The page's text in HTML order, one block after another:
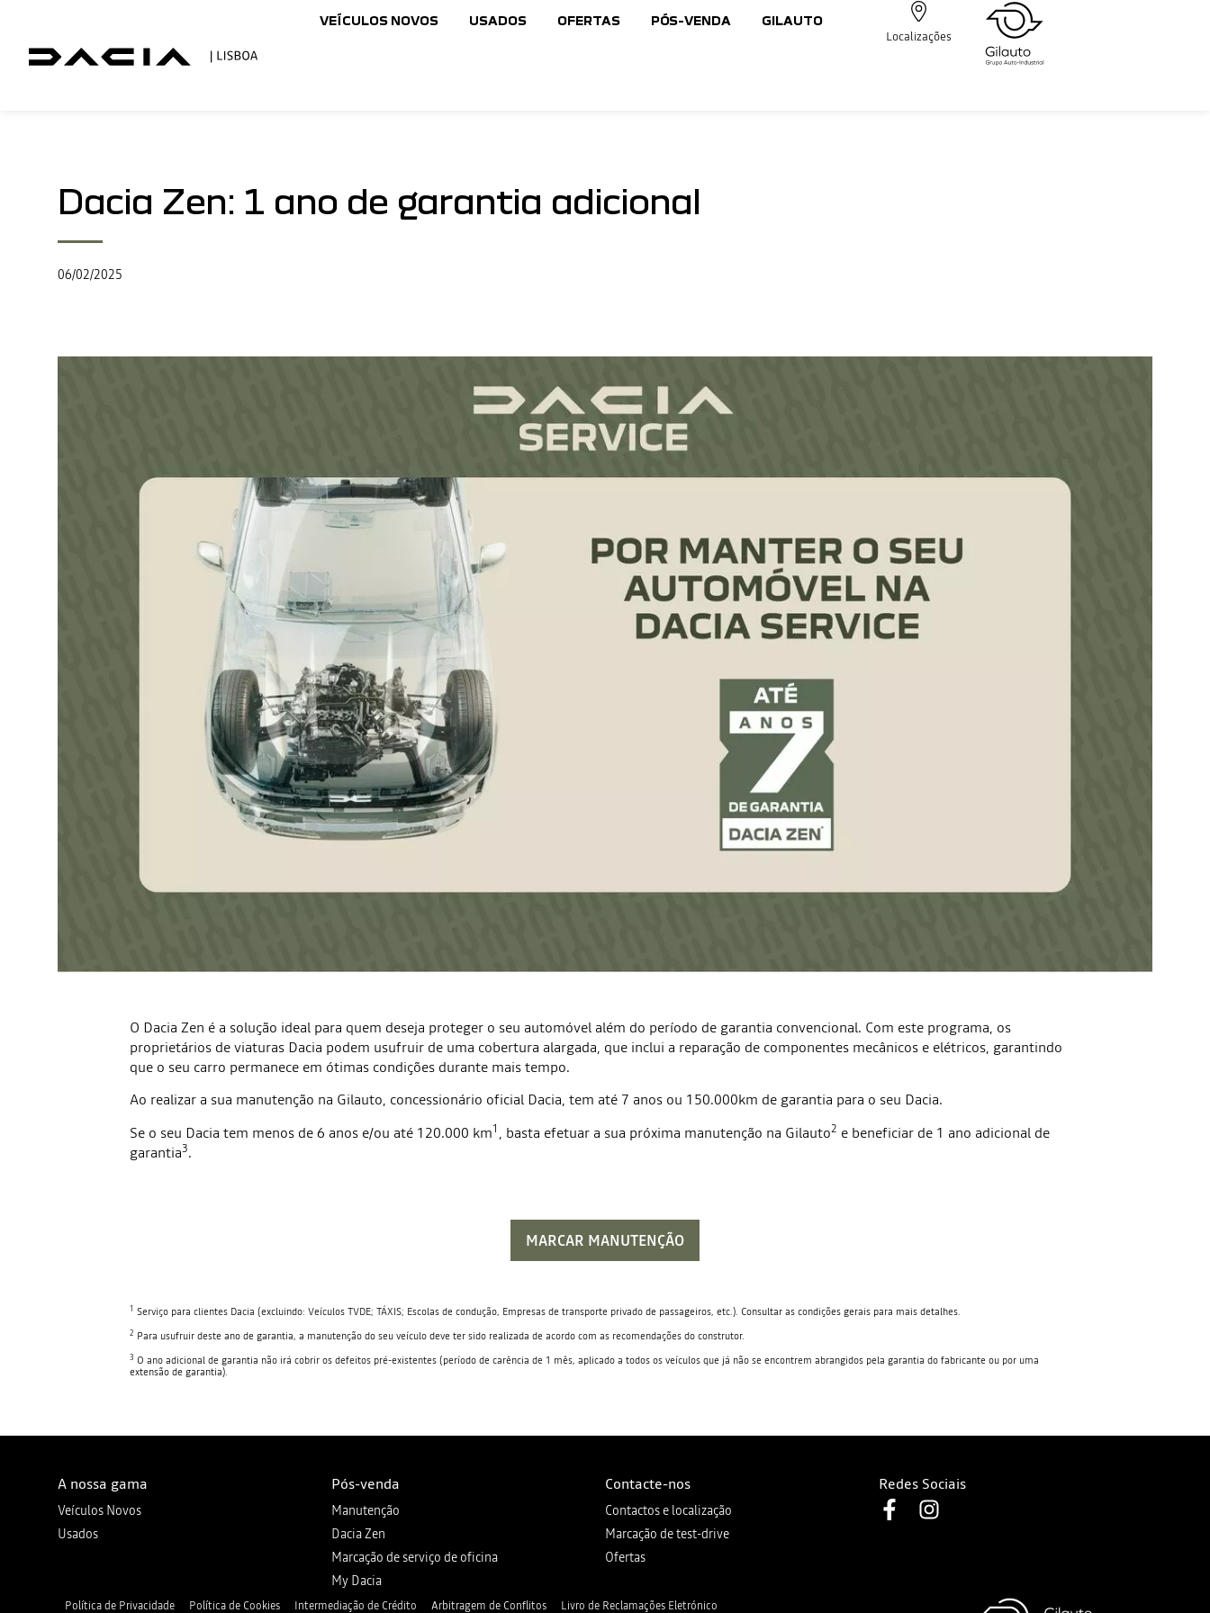
VEÍCULOS NOVOS USADOS OFERTAS PÓS-VENDA GILAUTO
Localizações
Dacia Zen: 1 ano de garantia adicional
06/02/2025
O Dacia Zen é a solução ideal para quem deseja proteger o seu automóvel além do período de garantia convencional. Com este programa, os
proprietários de viaturas Dacia podem usufruir de uma cobertura alargada, que inclui a reparação de componentes mecânicos e elétricos, garantindo
que o seu carro permanece em ótimas condições durante mais tempo.
Ao realizar a sua manutenção na Gilauto, concessionário oficial Dacia, tem até 7 anos ou 150.000km de garantia para o seu Dacia.
Se o seu Dacia tem menos de 6 anos e/ou até 120.000 km1 , basta efetuar a sua próxima manutenção na Gilauto2 e beneficiar de 1 ano adicional de
garantia3.
MARCAR MANUTENÇÃO
1 Serviço para clientes Dacia (excluindo: Veículos TVDE; TÁXIS; Escolas de condução, Empresas de transporte privado de passageiros, etc.). Consultar as condições gerais para mais detalhes.
2 Para usufruir deste ano de garantia, a manutenção do seu veículo deve ter sido realizada de acordo com as recomendações do construtor.
3 O ano adicional de garantia não irá cobrir os defeitos pré-existentes (período de carência de 1 mês, aplicado a todos os veículos que já não se encontrem abrangidos pela garantia do fabricante ou por uma
extensão de garantia).
A nossa gama
Veículos Novos
Usados
Pós-venda
Manutenção
Dacia Zen
Marcação de serviço de oficina
My Dacia
Contacte-nos
Contactos e localização
Marcação de test-drive
Ofertas
Redes Sociais
Política de Privacidade Política de Cookies Intermediação de Crédito Arbitragem de Conflitos Livro de Reclamações Eletrónico